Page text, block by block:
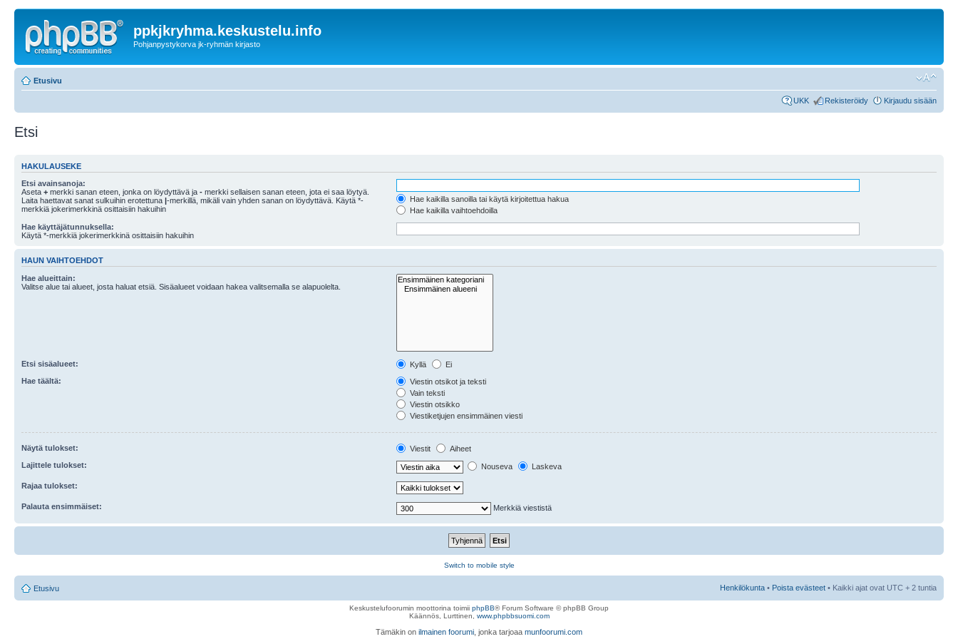
ppkjkryhma.keskustelu.info
Pohjanpystykorva jk-ryhmän kirjasto
Etusivu
UKK Rekisteröidy Kirjaudu sisään
Etsi
HAKULAUSEKE
Etsi avainsanoja:
Aseta + merkki sanan eteen, jonka on löydyttävä ja - merkki sellaisen sanan eteen, jota ei saa löytyä.
Laita haettavat sanat sulkuihin erotettuna |-merkillä, mikäli vain yhden sanan on löydyttävä. Käytä *-
merkkiä jokerimerkkinä osittaisiin hakuihin
Hae kaikilla sanoilla tai käytä kirjoitettua hakua
Hae kaikilla vaihtoehdoilla
Hae käyttäjätunnuksella:
Käytä *-merkkiä jokerimerkkinä osittaisiin hakuihin
HAUN VAIHTOEHDOT
Hae alueittain:
Valitse alue tai alueet, josta haluat etsiä. Sisäalueet voidaan hakea valitsemalla se alapuolelta.
Etsi sisäalueet: Kyllä
Ei
Hae täältä:
Viestin otsikot ja teksti
Vain teksti
Viestin otsikko
Viestiketjujen ensimmäinen viesti
Näytä tulokset: Viestit
Aiheet
Lajittele tulokset:
Nouseva Laskeva
Rajaa tulokset:
Palauta ensimmäiset: Merkkiä viestistä
Switch to mobile style
Etusivu Henkilökunta • Poista evästeet • Kaikki ajat ovat UTC + 2 tuntia
Keskustelufoorumin moottorina toimii phpBB® Forum Software © phpBB Group
Käännös, Lurttinen, www.phpbbsuomi.com
Tämäkin on ilmainen foorumi , jonka tarjoaa munfoorumi.com